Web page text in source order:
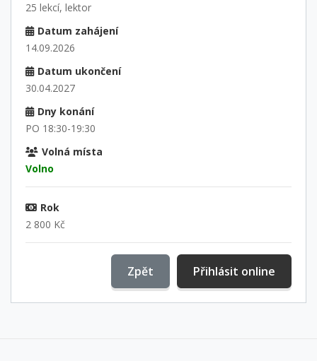
25 lekcí, lektor
Datum zahájení
14.09.2026
Datum ukončení
30.04.2027
Dny konání
PO 18:30-19:30
Volná místa
Volno
Rok
2 800 Kč
Přihlásit online
Zpět